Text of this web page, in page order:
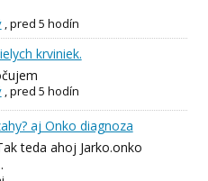
,pred 5 hodín
krviniek.
,pred 5 hodín
aj Onko diagnoza
teda ahoj Jarko.onko